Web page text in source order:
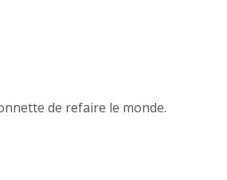
de refaire le monde.